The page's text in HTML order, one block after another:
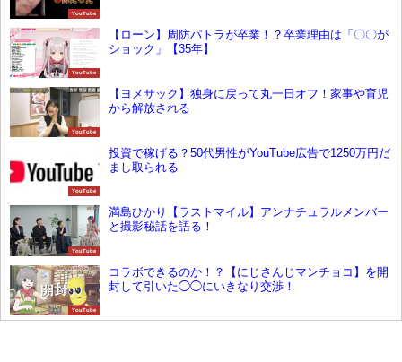
YouTube
YouTube
【ローン】周防パトラが卒業！？卒業理由は「〇〇が
ショック」【35年】
YouTube
【ヨメサック】独身に戻って丸一日オフ！家事や育児
から解放される
YouTube
投資で稼げる？50代男性がYouTube広告で1250万円だ
まし取られる
YouTube
満島ひかり【ラストマイル】アンナチュラルメンバー
と撮影秘話を語る！
YouTube
コラボできるのか！？【にじさんじマンチョコ】を開
封して引いた◯◯にいきなり交渉！